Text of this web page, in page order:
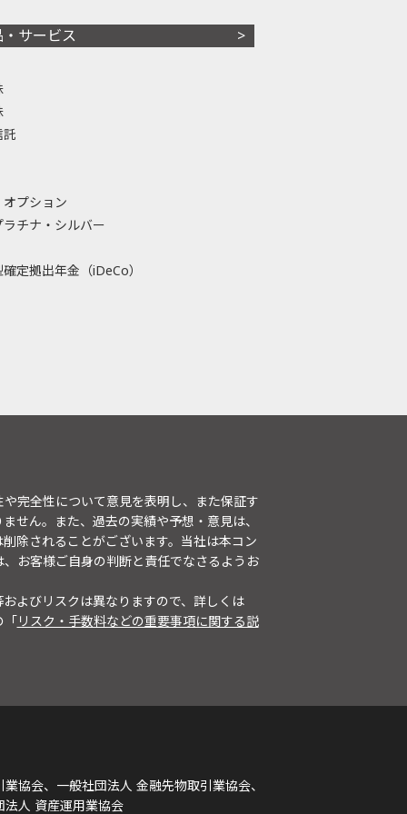
・サービス
託
プション
ラチナ・シルバー
定拠出年金（iDeCo）
完全性について意見を表明し、また保証す
せん。また、過去の実績や予想・意見は、
除されることがございます。当社は本コン
お客様ご自身の判断と責任でなさるようお
よびリスクは異なりますので、詳しくは
「リスク・手数料などの重要事項に関する説
協会、一般社団法人 金融先物取引業協会、
人 資産運用業協会